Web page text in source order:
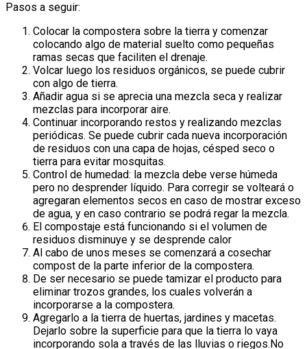
Pasos a seguir:
Colocar la compostera sobre la tierra y comenzar
colocando algo de material suelto como pequeñas
ramas secas que faciliten el drenaje.
Volcar luego los residuos orgánicos, se puede cubrir
con algo de tierra.
Añadir agua si se aprecia una mezcla seca y realizar
mezclas para incorporar aire.
Continuar incorporando restos y realizando mezclas
periódicas. Se puede cubrir cada nueva incorporación
de residuos con una capa de hojas, césped seco o
tierra para evitar mosquitas.
Control de humedad: la mezcla debe verse húmeda
pero no desprender líquido. Para corregir se volteará o
agregaran elementos secos en caso de mostrar exceso
de agua, y en caso contrario se podrá regar la mezcla.
El compostaje está funcionando si el volumen de
residuos disminuye y se desprende calor
Al cabo de unos meses se comenzará a cosechar
compost de la parte inferior de la compostera.
De ser necesario se puede tamizar el producto para
eliminar trozos grandes, los cuales volverán a
incorporarse a la compostera.
Agregarlo a la tierra de huertas, jardines y macetas.
Dejarlo sobre la superficie para que la tierra lo vaya
incorporando sola a través de las lluvias o riegos.No